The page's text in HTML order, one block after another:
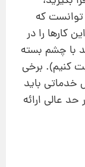
که
کارها را در
با چشم بسته
کنیم). برخی
خدماتی باید
عالی ارائه